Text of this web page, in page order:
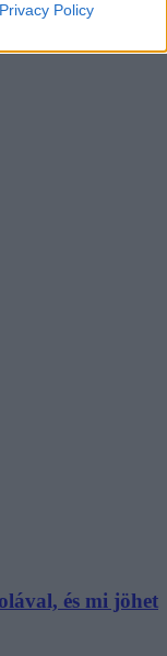
Privacy Policy
és mi jöhet